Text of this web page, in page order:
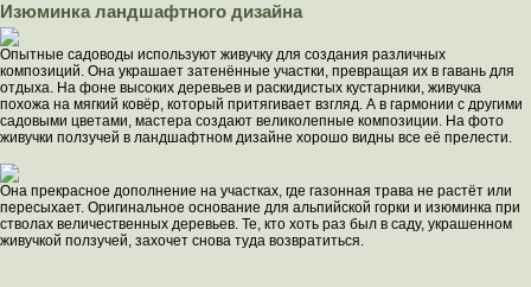
Изюминка ландшафтного дизайна
Опытные садоводы используют живучку для создания различных
композиций. Она украшает затенённые участки, превращая их в гавань для
отдыха. На фоне высоких деревьев и раскидистых кустарники, живучка
похожа на мягкий ковёр, который притягивает взгляд. А в гармонии с другими
садовыми цветами, мастера создают великолепные композиции. На фото
живучки ползучей в ландшафтном дизайне хорошо видны все её прелести.
Она прекрасное дополнение на участках, где газонная трава не растёт или
пересыхает. Оригинальное основание для альпийской горки и изюминка при
стволах величественных деревьев. Те, кто хоть раз был в саду, украшенном
живучкой ползучей, захочет снова туда возвратиться.